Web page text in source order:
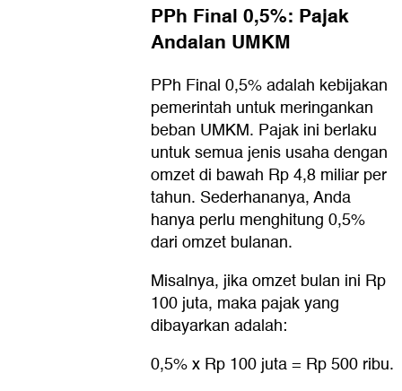
PPh Final 0,5%: Pajak
Andalan UMKM
PPh Final 0,5% adalah kebijakan
pemerintah untuk meringankan
beban UMKM. Pajak ini berlaku
untuk semua jenis usaha dengan
omzet di bawah Rp 4,8 miliar per
tahun. Sederhananya, Anda
hanya perlu menghitung 0,5%
dari omzet bulanan.
Misalnya, jika omzet bulan ini Rp
100 juta, maka pajak yang
dibayarkan adalah:
0,5% x Rp 100 juta = Rp 500 ribu.